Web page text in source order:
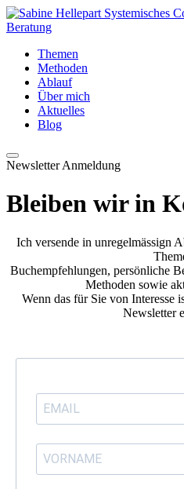
Themen
Methoden
Ablauf
Über mich
Aktuelles
Blog
Newsletter Anmeldung
Bleiben wir in
Ich versende in unregelmässign
Buchempfehlungen, persönliche
Methoden sowie
Wenn das für Sie von Interesse
Newsletter